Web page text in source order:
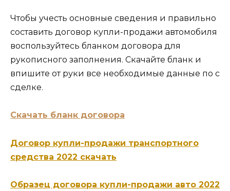
Чтобы учесть основные сведения и правильно
составить договор купли-продажи автомобиля
воспользуйтесь бланком договора для
рукописного заполнения. Скачайте бланк и
впишите от руки все необходимые данные по с
сделке.
Скачать бланк договора
Договор купли-продажи транспортного
средства 2022 скачать
Образец договора купли-продажи авто 2022